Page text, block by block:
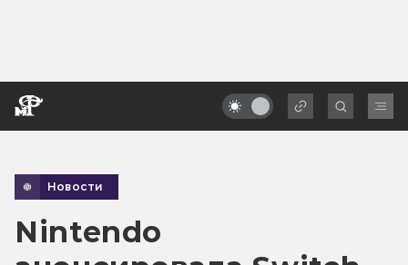
Новости
Nintendo